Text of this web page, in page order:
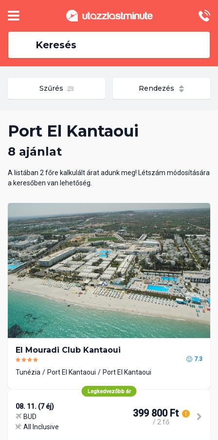
Keresés
Szűrés Rendezés
Port El Kantaoui
8 ajánlat
A listában 2 főre kalkulált árat adunk meg! Létszám módosítására
a keresőben van lehetőség.
El Mouradi Club Kantaoui
7.3
Tunézia Port El Kantaoui Port El Kantaoui
Legkedvezőbb ár
08. 11. (7 éj)
BUD
All Inclusive
399 800 Ft
/ 2 fő